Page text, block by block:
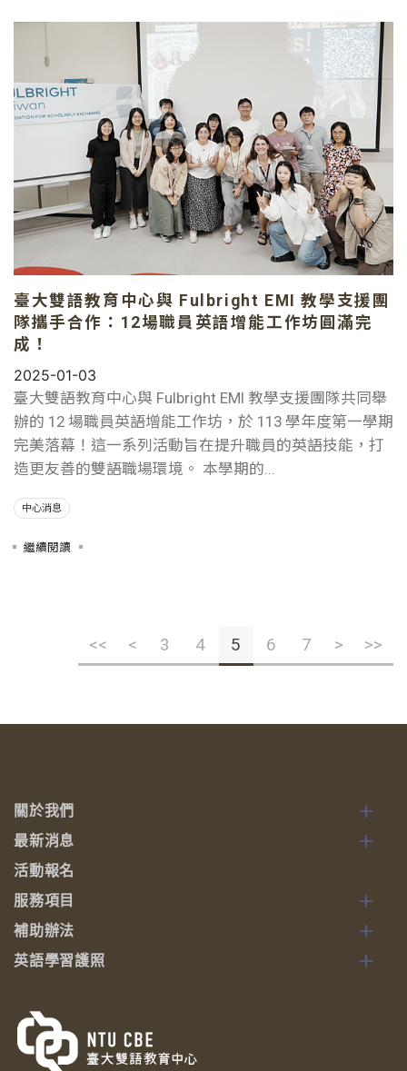
臺大雙語教育中心與 Fulbright EMI 教學支援團
隊攜手合作：12場職員英語增能工作坊圓滿完
成！
2025-01-03
臺大雙語教育中心與 Fulbright EMI 教學支援團隊共同舉
辦的 12 場職員英語增能工作坊，於 113 學年度第一學期
完美落幕！這一系列活動旨在提升職員的英語技能，打
造更友善的雙語職場環境。 本學期的...
中心消息
繼續閱讀
<< < 3 4 5 6 7 > >>
關於我們
最新消息
活動報名
服務項目
補助辦法
英語學習護照